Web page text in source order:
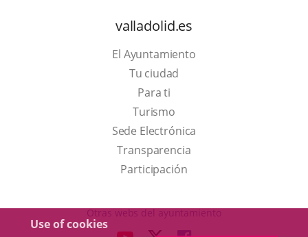
Use of cookies
valladolid.es
El Ayuntamiento
Tu ciudad
Para ti
TurismoThis
link
will
open
a
Sede Electrónica
Transparencia
Participación
Otras webs del ayuntamiento